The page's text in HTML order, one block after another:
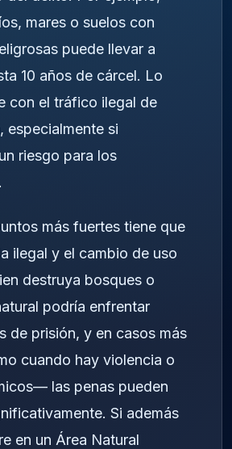
mares o suelos con
puede llevar a
10 años de cárcel. Lo
con el tráfico ilegal de
especialmente si
riesgo para los
más fuertes tiene que
ilegal y el cambio de uso
destruya bosques o
podría enfrentar
de prisión, y en casos más
cuando hay violencia o
las penas pueden
Si además
en un Área Natural